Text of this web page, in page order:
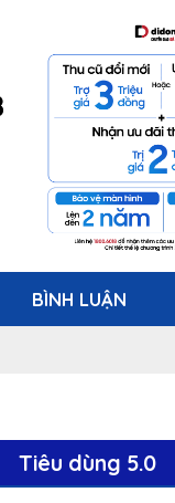
BÌNH LUẬN
Tiêu dùng 5.0